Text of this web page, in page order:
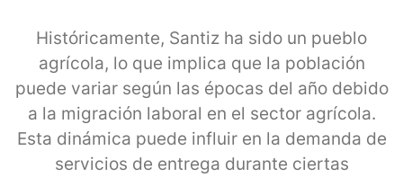
Históricamente, Santiz ha sido un pueblo
agrícola, lo que implica que la población
puede variar según las épocas del año debido
a la migración laboral en el sector agrícola.
Esta dinámica puede influir en la demanda de
servicios de entrega durante ciertas